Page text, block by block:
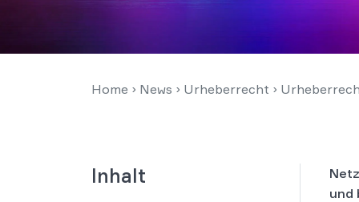
Home › News › Urheberrecht ›
Inhalt
und